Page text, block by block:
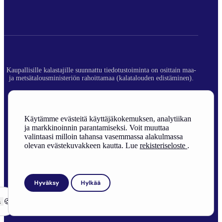
Käytämme evästeitä käyttäjäkokemuksen, analytiikan
ja markkinoinnin parantamiseksi. Voit muuttaa
valintaasi milloin tahansa vasemmassa alakulmassa
olevan evästekuvakkeen kautta. Lue rekisteriseloste .
Hyväksy Hylkää
Kaupallisille kalastajille suunnattu tiedotustoiminta on osittain maa-
ja metsätalousministeriön rahoittamaa (kalatalouden edistäminen).
Rekisteriseloste
Sivuston toteutus